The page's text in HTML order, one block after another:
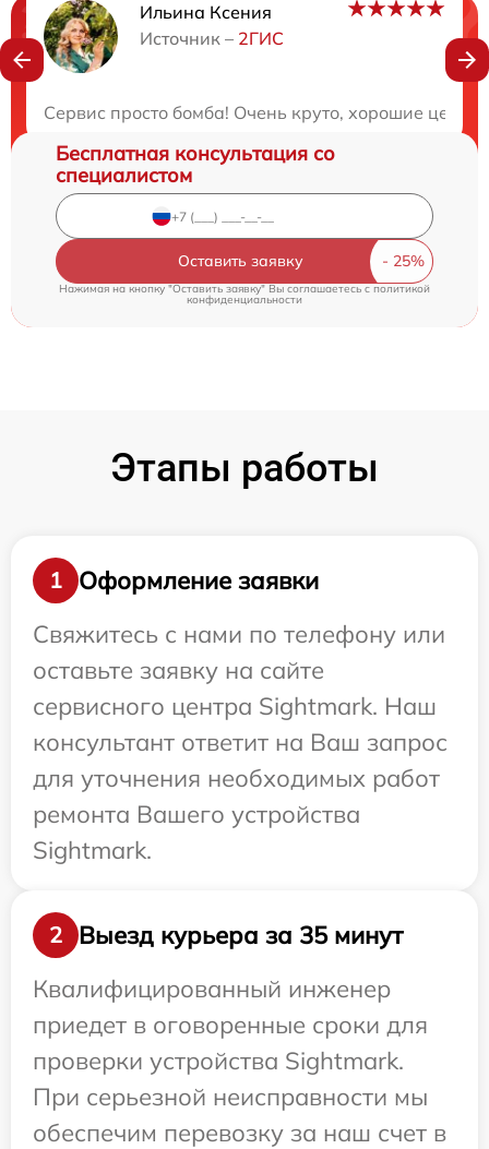
Ильина Ксения
Источник – 2ГИС
Сервис просто бомба! Очень круто, хорошие цены
Нужна консультация?
Бесплатная консультация со
специалистом
Оставить заявку
Нажимая на кнопку "Оставить заявку" Вы соглашаетесь cполитикой
конфиденциальности
Этапы работы
1
Оформление заявки
Свяжитесь с нами по телефону или
оставьте заявку на сайте
сервисного центра Sightmark. Наш
консультант ответит на Ваш запрос
для уточнения необходимых работ
ремонта Вашего устройства
Sightmark.
2
Выезд курьера за 35 минут
Квалифицированный инженер
приедет в оговоренные сроки для
проверки устройства Sightmark.
При серьезной неисправности мы
обеспечим перевозку за наш счет в